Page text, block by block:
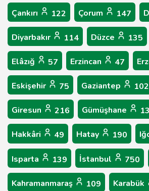
Çankırı 122 Çorum 147
Diyarbakır 114 Düzce 135
Elâzığ 57 Erzincan 47
Eskişehir 75 Gaziantep 102
Giresun 216 Gümüşhane
Hakkâri 49 Hatay 190
Isparta 139 İstanbul 750
Kahramanmaraş 109 Karabük